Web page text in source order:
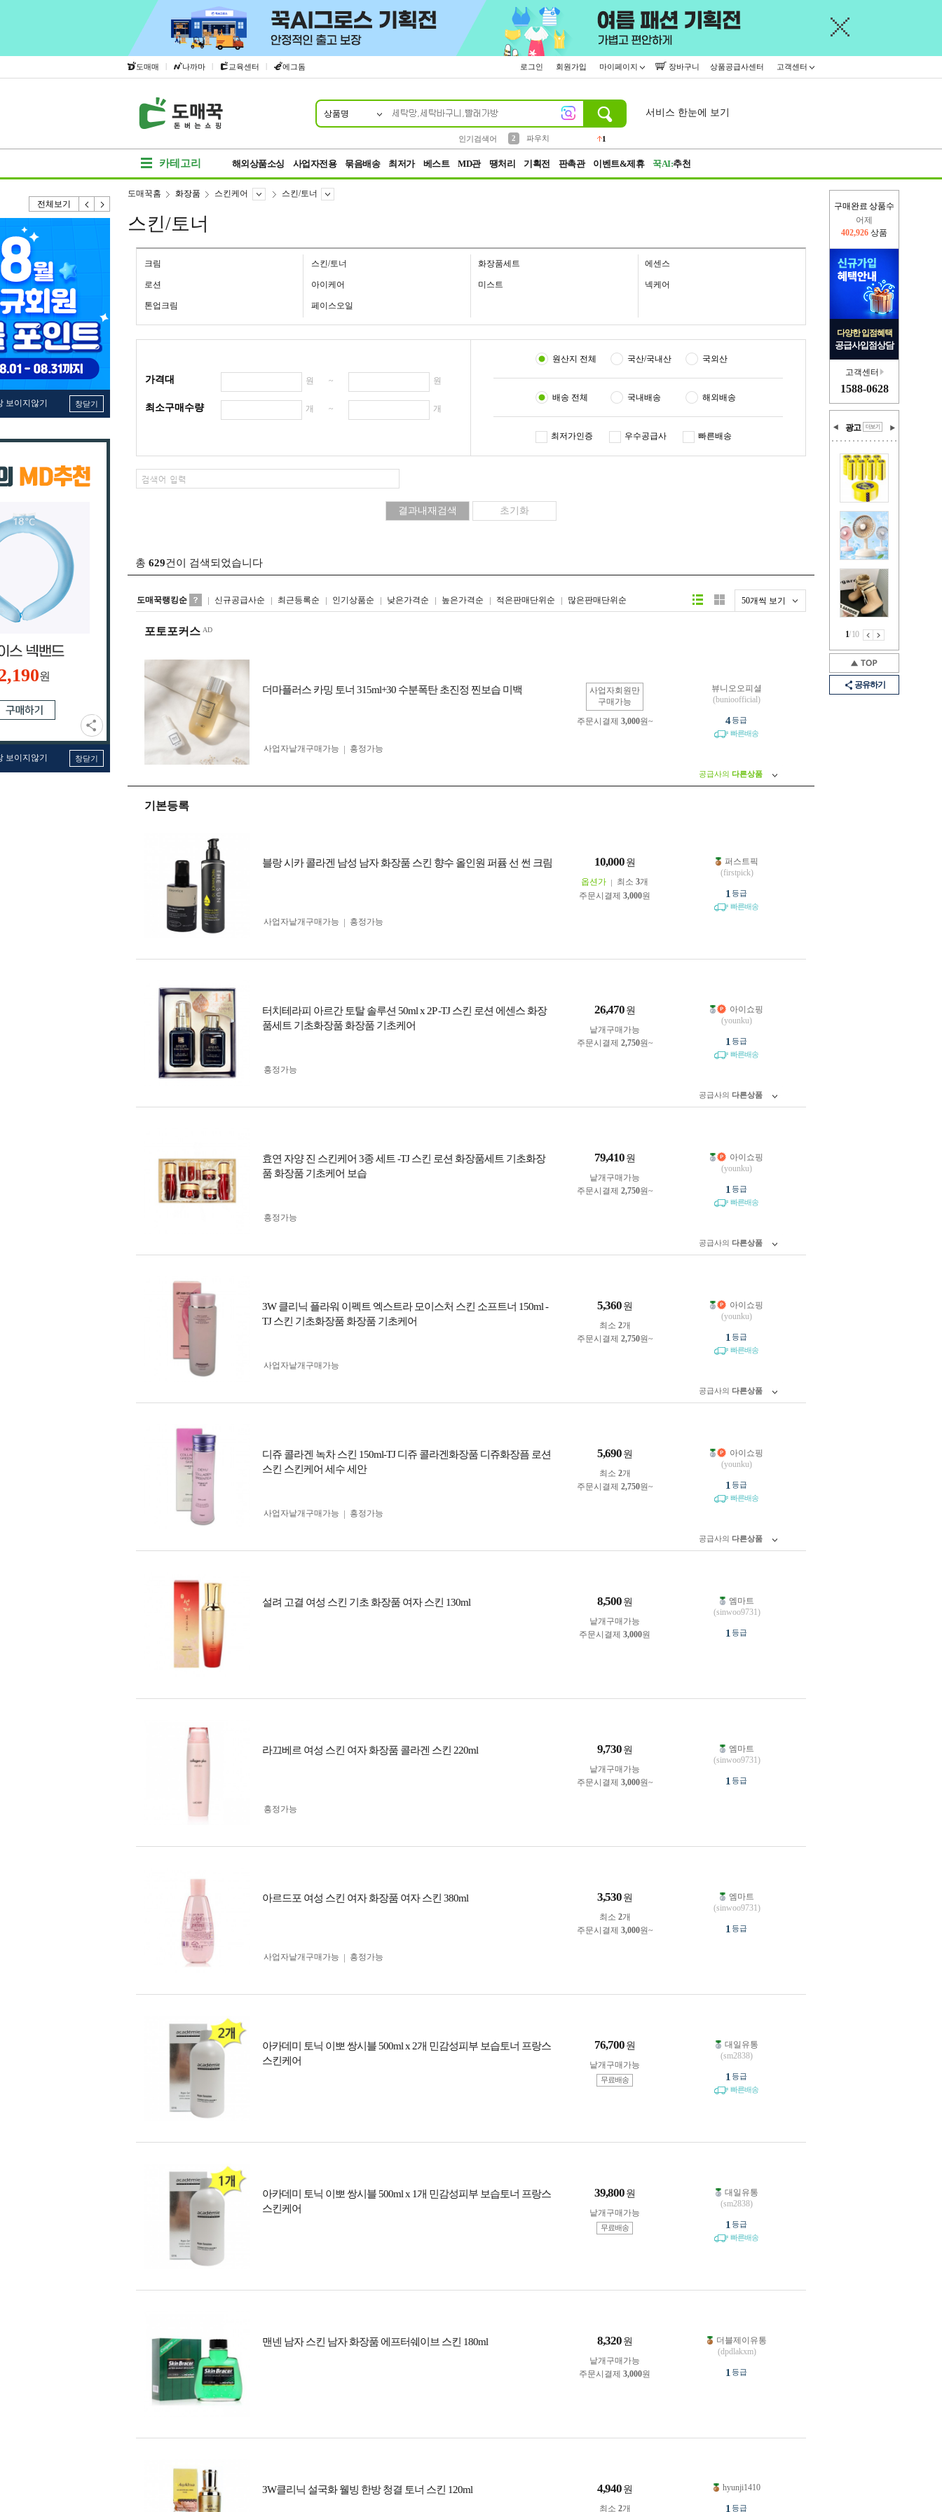
도매매 | 나까마 | 교육센터 | 에그돔 로그인 회원가입 마이페이지 장바구니 상품공급사센터 고객센터
상품명
인기검색어
2
파우치
1
서비스 한눈에 보기
카테고리 해외상품소싱 사업자전용 묶음배송 최저가 베스트 MD관 땡처리 기획전 판촉관 이벤트&제휴 꾹AI:추천
전체보기
보이지않기 창닫기
원
보이지않기 창닫기
구매완료 상품수
402,926 상품
오늘(현재)
37,954 상품
다양한 입점혜택
공급사입점상담
고객센터
1588-0628
광고
1/10
공유하기
도매꾹홈 화장품 스킨케어 스킨/토너
스킨/토너
크림 스킨/토너 화장품세트 에센스
로션 아이케어 미스트 넥케어
톤업크림 페이스오일
가격대 원 ~ 원
최소구매수량 개 ~ 개
원산지 전체 국산/국내산 국외산
배송 전체 국내배송 해외배송
최저가인증 우수공급사 빠른배송
총 629건이 검색되었습니다
도매꾹랭킹순 신규공급사순 최근등록순 인기상품순 낮은가격순 높은가격순 적은판매단위순 많은판매단위순 50개씩 보기
리스트형갤러리형
포토포커스
더마플러스 카밍 토너 315ml+30 수분폭탄 초진정 찐보습 미백
사업자회원만
구매가능
주문시결제 3,000원~
사업자 낱개구매가능 흥정가능
뷰니오오피셜
(bunioofficial)
4등급
빠른배송
공급사의 다른상품
기본등록
블랑 시카 콜라겐 남성 남자 화장품 스킨 향수 올인원 퍼퓸 선 썬 크림 10,000 원
옵션가 최소 3개
주문시결제 3,000원
사업자 낱개구매가능 흥정가능
퍼스트픽
(firstpick)
1 등급
빠른배송
터치테라피 아르간 토탈 솔루션 50ml x 2P -TJ 스킨 로션 에센스 화장
품세트 기초화장품 화장품 기초케어
26,470 원
낱개구매가능
주문시결제 2,750원~
흥정가능
아이쇼핑
(younku)
1 등급
빠른배송
공급사의 다른상품
효연 자양 진 스킨케어 3종 세트 -TJ 스킨 로션 화장품세트 기초화장
품 화장품 기초케어 보습
79,410 원
낱개구매가능
주문시결제 2,750원~
흥정가능
아이쇼핑
(younku)
1 등급
빠른배송
공급사의 다른상품
3W 클리닉 플라워 이펙트 엑스트라 모이스처 스킨 소프트너 150ml -
TJ 스킨 기초화장품 화장품 기초케어
5,360 원
최소 2개
주문시결제 2,750원~
사업자 낱개구매가능
아이쇼핑
(younku)
1 등급
빠른배송
공급사의 다른상품
디쥬 콜라겐 녹차 스킨 150ml-TJ 디쥬 콜라겐화장품 디쥬화장픔 로션
스킨 스킨케어 세수 세안
5,690 원
최소 2개
주문시결제 2,750원~
사업자 낱개구매가능 흥정가능
아이쇼핑
(younku)
1 등급
빠른배송
공급사의 다른상품
설려 고결 여성 스킨 기초 화장품 여자 스킨 130ml 8,500 원
낱개구매가능
주문시결제 3,000원
엠마트
(sinwoo9731)
1 등급
라끄베르 여성 스킨 여자 화장품 콜라겐 스킨 220ml 9,730 원
낱개구매가능
주문시결제 3,000원~
흥정가능
엠마트
(sinwoo9731)
1 등급
아르드포 여성 스킨 여자 화장품 여자 스킨 380ml 3,530 원
최소 2개
주문시결제 3,000원~
사업자 낱개구매가능 흥정가능
엠마트
(sinwoo9731)
1 등급
아카데미 토닉 이뽀 쌍시블 500ml x 2개 민감성피부 보습토너 프랑스
스킨케어
76,700 원
낱개구매가능
무료배송
대일유통
(sm2838)
1 등급
빠른배송
아카데미 토닉 이뽀 쌍시블 500ml x 1개 민감성피부 보습토너 프랑스
스킨케어
39,800 원
낱개구매가능
무료배송
대일유통
(sm2838)
1 등급
빠른배송
맨넨 남자 스킨 남자 화장품 에프터쉐이브 스킨 180ml 8,320 원
낱개구매가능
주문시결제 3,000원
더블제이유통
(dpdlakxm)
1 등급
3W클리닉 설국화 웰빙 한방 청결 토너 스킨 120ml 4,940 원
최소 2개
hyunji1410
1 등급